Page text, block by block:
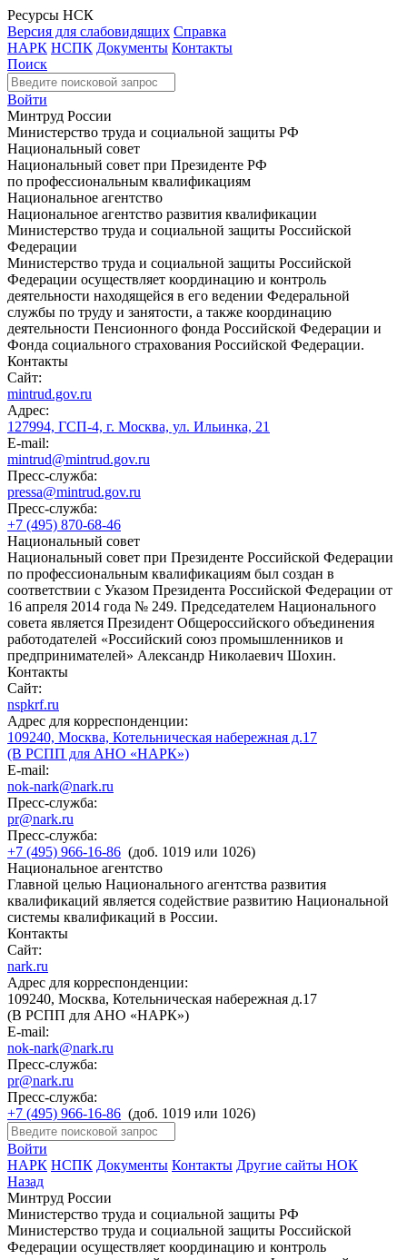
Ресурсы НСК
Версия для слабовидящих Справка
НАРК НСПК Документы Контакты
Поиск
Войти
Минтруд России
Министерство труда и социальной защиты РФ
Национальный совет
Национальный совет при Президенте РФ
по профессиональным квалификациям
Национальное агентство
Национальное агентство развития квалификации
Министерство труда и социальной защиты Российской
Федерации
Министерство труда и социальной защиты Российской
Федерации осуществляет координацию и контроль
деятельности находящейся в его ведении Федеральной
службы по труду и занятости, а также координацию
деятельности Пенсионного фонда Российской Федерации и
Фонда социального страхования Российской Федерации.
Контакты
Сайт:
mintrud.gov.ru
Адрес:
127994, ГСП-4, г. Москва, ул. Ильинка, 21
E-mail:
mintrud@mintrud.gov.ru
Пресс-служба:
pressa@mintrud.gov.ru
Пресс-служба:
+7 (495) 870-68-46
Национальный совет
Национальный совет при Президенте Российской Федерации
по профессиональным квалификациям был создан в
соответствии с Указом Президента Российской Федерации от
16 апреля 2014 года № 249. Председателем Национального
совета является Президент Общероссийского объединения
работодателей «Российский союз промышленников и
предпринимателей» Александр Николаевич Шохин.
Контакты
Сайт:
nspkrf.ru
Адрес для корреспонденции:
109240, Москва, Котельническая набережная д.17
(В РСПП для АНО «НАРК»)
E-mail:
nok-nark@nark.ru
Пресс-служба:
pr@nark.ru
Пресс-служба:
+7 (495) 966-16-86 (доб. 1019 или 1026)
Национальное агентство
Главной целью Национального агентства развития
квалификаций является содействие развитию Национальной
системы квалификаций в России.
Контакты
Сайт:
nark.ru
Адрес для корреспонденции:
109240, Москва, Котельническая набережная д.17
(В РСПП для АНО «НАРК»)
E-mail:
nok-nark@nark.ru
Пресс-служба:
pr@nark.ru
Пресс-служба:
+7 (495) 966-16-86 (доб. 1019 или 1026)
Войти
НАРК НСПК Документы Контакты Другие сайты НОК
Назад
Минтруд России
Министерство труда и социальной защиты РФ
Министерство труда и социальной защиты Российской
Федерации осуществляет координацию и контроль